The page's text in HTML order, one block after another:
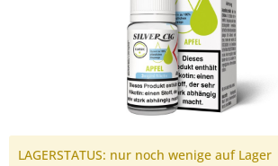
LAGERSTATUS: nur noch wenige auf Lager